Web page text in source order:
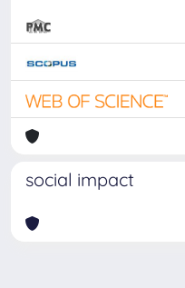
social impact